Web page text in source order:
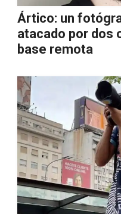
Ártico: un
atacado por dos
base remota